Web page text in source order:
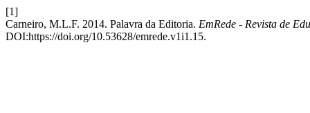
[1]
Carneiro, M.L.F. 2014. Palavra da Editoria. EmRede - Revista de
DOI:https://doi.org/10.53628/emrede.v1i1.15.